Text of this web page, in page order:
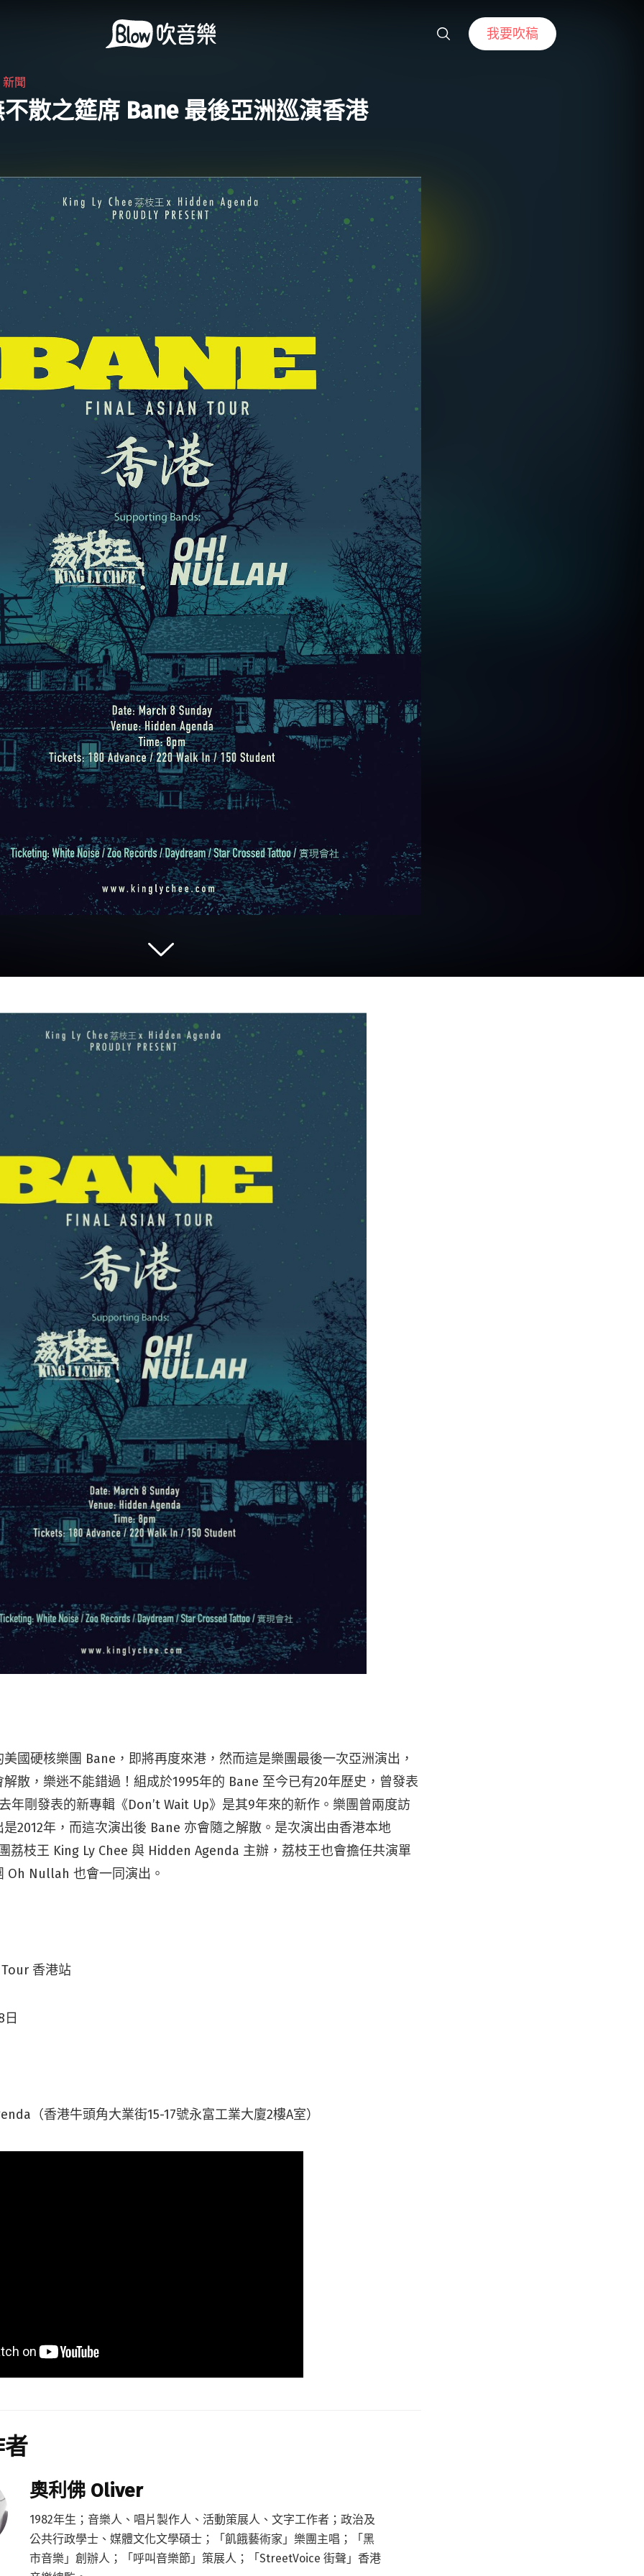
我要吹稿
新聞
散之筵席 Bane 最後亞洲巡演香港
國硬核樂團 Bane，即將再度來港，然而這是樂團最後一次亞洲演出，
散，樂迷不能錯過！組成於1995年的 Bane 至今已有20年歷史，曾發表
年剛發表的新專輯《Don’t Wait Up》是其9年來的新作。樂團曾兩度訪
2012年，而這次演出後 Bane 亦會隨之解散。是次演出由香港本地
荔枝王 King Ly Chee 與 Hidden Agenda 主辦，荔枝王也會擔任共演單
Oh Nullah 也會一同演出。
香港站
日
（香港牛頭角大業街15-17號永富工業大廈2樓A室）
奧利佛 Oliver
1982年生；音樂人、唱片製作人、活動策展人、文字工作者；政治及
公共行政學士、媒體文化文學碩士；「飢餓藝術家」樂團主唱；「黑
市音樂」創辦人；「呼叫音樂節」策展人；「StreetVoice 街聲」香港